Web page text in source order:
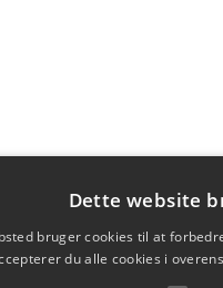
Dette website
bruger cookies til at
du alle cookies i